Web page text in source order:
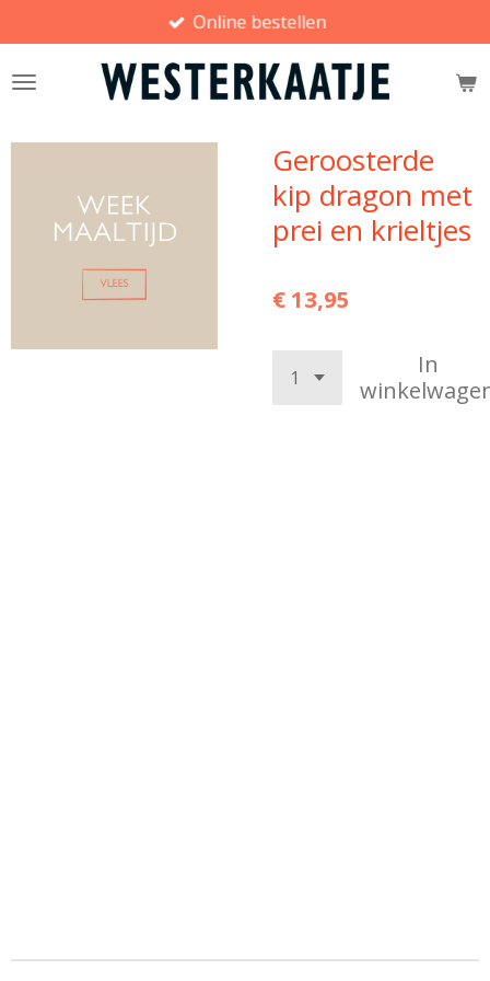
direct
naar
Online bestellen
Geroosterde
kip dragon met
prei en krieltjes
€ 13,95
In